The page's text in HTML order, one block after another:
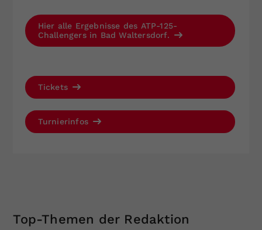
Hier alle Ergebnisse des ATP-125-
Challengers in Bad Waltersdorf.
Tickets
Turnierinfos
Top-Themen der Redaktion